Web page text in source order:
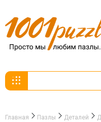
Главная Пазлы Деталей